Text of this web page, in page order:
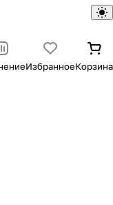
ИзбранноеКорзина